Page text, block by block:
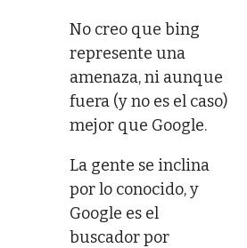
No creo que bing
represente una
amenaza, ni aunque
fuera (y no es el caso)
mejor que Google.
La gente se inclina
por lo conocido, y
Google es el
buscador por